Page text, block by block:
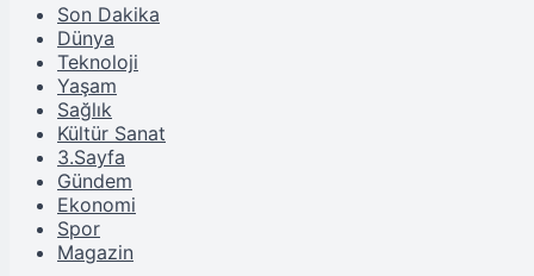
Son Dakika
Dünya
Teknoloji
Yaşam
Sağlık
Kültür Sanat
3.Sayfa
Gündem
Ekonomi
Spor
Magazin